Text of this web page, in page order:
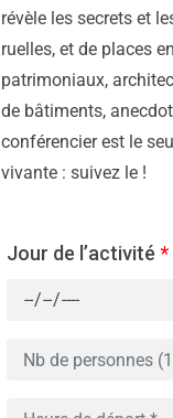
révèle les secrets et
ruelles, et de places
patrimoniaux,
de bâtiments,
conférencier est le
vivante : suivez le !
Jour de l’activité *